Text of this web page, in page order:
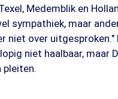
Medemblik en
sympathiek, maar
niet over uitgesproken."
niet haalbaar, maar
pleiten.